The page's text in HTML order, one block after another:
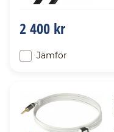
2 400 kr
Jämför